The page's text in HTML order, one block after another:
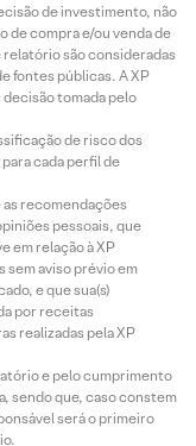
de investimento, não
compra e/ou venda de
são consideradas
fontes públicas. A XP
tomada pelo
de risco dos
cada perfil de
as recomendações
pessoais, que
em relação à XP
sem aviso prévio em
e que sua(s)
por receitas
realizadas pela XP
e pelo cumprimento
sendo que, caso constem
será o primeiro